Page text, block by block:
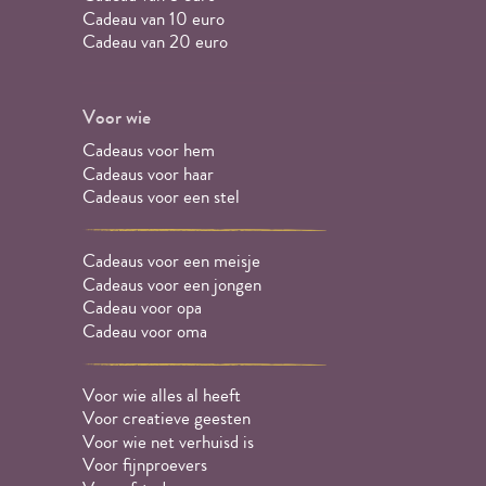
Cadeau van 10 euro
Cadeau van 20 euro
Voor wie
Cadeaus voor hem
Cadeaus voor haar
Cadeaus voor een stel
Cadeaus voor een meisje
Cadeaus voor een jongen
Cadeau voor opa
Cadeau voor oma
Voor wie alles al heeft
Voor creatieve geesten
Voor wie net verhuisd is
Voor fijnproevers